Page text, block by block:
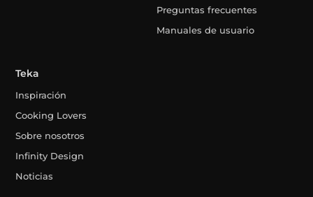
Preguntas frecuentes
Manuales de usuario
Teka
Inspiración
Cooking Lovers
Sobre nosotros
Infinity Design
Noticias